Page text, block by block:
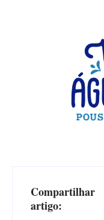
Compartilhar
artigo: